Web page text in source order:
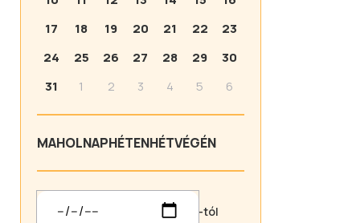
17
18 19 20 21 22
23
24
25 26 27 28 29
30
31
1 2 3 4 5 6
MAHOLNAPHÉTENHÉTVÉGÉN
-tól